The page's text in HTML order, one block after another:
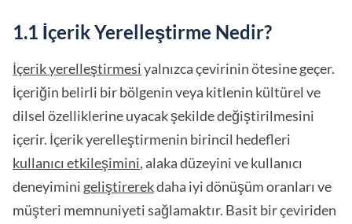
1.1 İçerik Yerelleştirme Nedir?
İçerik yerelleştirmesiyalnızca çevirinin ötesine geçer.
İçeriğin belirli bir bölgenin veya kitlenin kültürel ve
dilsel özelliklerine uyacak şekilde değiştirilmesini
içerir. İçerik yerelleştirmenin birincil hedefleri
kullanıcı etkileşimini, alaka düzeyini ve kullanıcı
deneyimini geliştirerekdaha iyi dönüşüm oranları ve
müşteri memnuniyeti sağlamaktır. Basit bir çeviriden